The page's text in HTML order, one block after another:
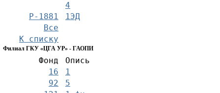
4
Р-1881
1ЭД
Все
К списку
Филиал ГКУ «ЦГА УР» - ГАОПИ
Фонд
Опись
16
1
92
5